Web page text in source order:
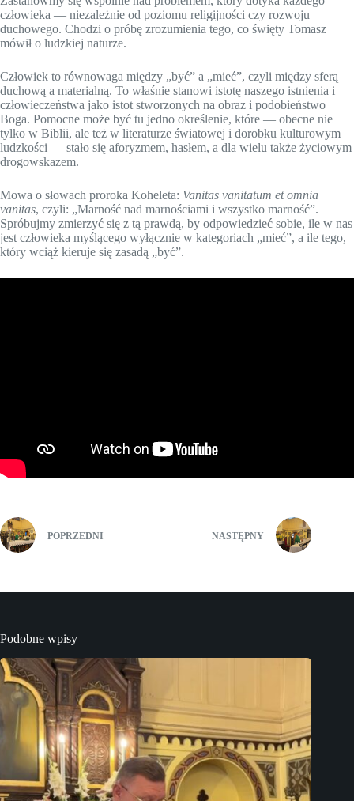
człowieka — niezależnie od poziomu religijności czy rozwoju
duchowego. Chodzi o próbę zrozumienia tego, co święty Tomasz
mówił o ludzkiej naturze.
Człowiek to równowaga między „być” a „mieć”, czyli między sferą
duchową a materialną. To właśnie stanowi istotę naszego istnienia i
człowieczeństwa jako istot stworzonych na obraz i podobieństwo
Boga. Pomocne może być tu jedno określenie, które — obecne nie
tylko w Biblii, ale też w literaturze światowej i dorobku kulturowym
ludzkości — stało się aforyzmem, hasłem, a dla wielu także życiowym
drogowskazem.
Mowa o słowach proroka Koheleta: Vanitas vanitatum et omnia
vanitas, czyli: „Marność nad marnościami i wszystko marność”.
Spróbujmy zmierzyć się z tą prawdą, by odpowiedzieć sobie, ile w nas
jest człowieka myślącego wyłącznie w kategoriach „mieć”, a ile tego,
który wciąż kieruje się zasadą „być”.
POPRZEDNI NASTĘPNY
Podobne wpisy